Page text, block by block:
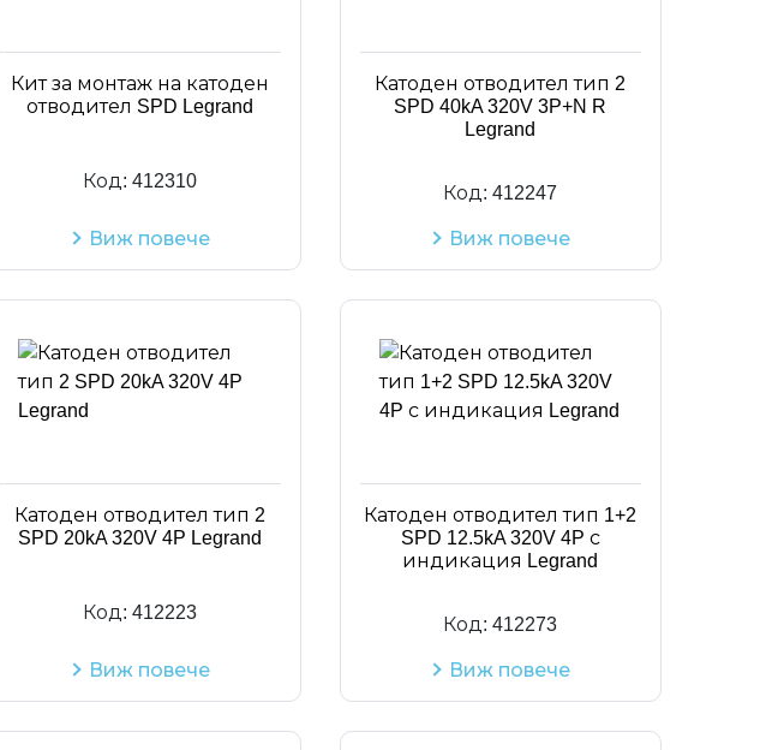
Кит за монтаж на катоден
отводител SPD Legrand
Код: 412310
Виж повече
Катоден отводител тип 2
SPD 40kA 320V 3P+N R
Legrand
Код:412247
Виж повече
Катоден отводител тип 2
SPD 20kA 320V 4P Legrand
Код: 412223
Виж повече
Катоден отводител тип 1+2
SPD 12.5kA 320V 4P с
индикация Legrand
Код:412273
Виж повече